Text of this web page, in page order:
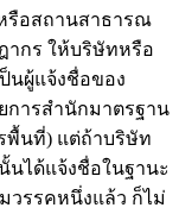
รือสถานสาธารณ
ากร ให้บริษัทหรือ
นผู้แจ้งชื่อของ
การสำนักมาตรฐาน
พื้นที่) แต่ถ้าบริษัท
ได้แจ้งชื่อในฐานะ
วรรคหนึ่งแล้ว ก็ไม่